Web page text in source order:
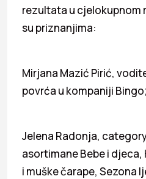
rezultata u cjelokupnom
su priznanjima:
Mirjana Mazić Pirić,
povrća u kompaniji Bingo;
Jelena Radonja,
asortimane Bebe i djeca,
i muške čarape, Sezona